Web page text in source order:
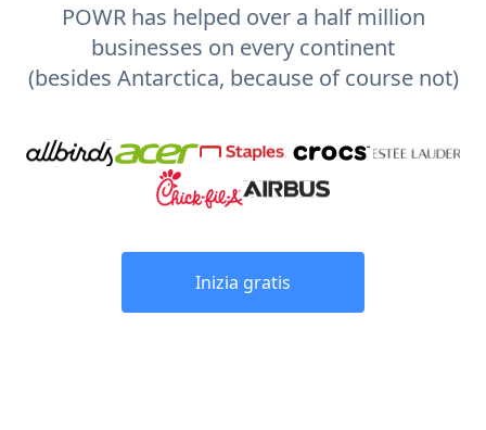
POWR has helped over a half million
businesses on every continent
(besides Antarctica, because of course not)
Inizia gratis